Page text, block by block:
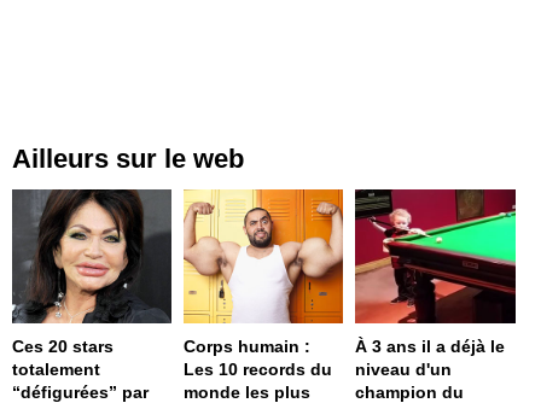
Ailleurs sur le web
Ces 20 stars
totalement
“défigurées” par
Corps humain :
Les 10 records du
monde les plus
À 3 ans il a déjà le
niveau d'un
champion du